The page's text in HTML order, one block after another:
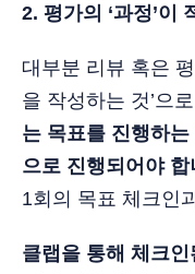
2. 평가의 ‘과정’이
대부분 리뷰 혹은
을 작성하는 것’으
는 목표를 진행하
으로 진행되어야 합
1회의 목표 체크인
클랩을 통해 체크